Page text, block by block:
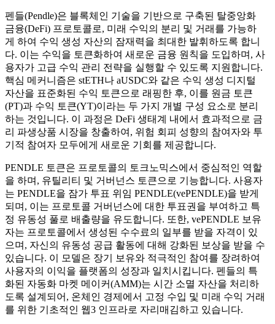
펜들(Pendle)은 블록체인 기술을 기반으로 구축된 탈중앙화
금융(DeFi) 프로토콜로, 미래 수익의 분리 및 거래를 가능하
게 하여 수익 생성 자산의 잠재력을 최대한 발휘하도록 합니
다. 이는 수익을 토큰화하여 새로운 금융 원칙을 도입하며, 사
용자가 고급 수익 관리 전략을 실행할 수 있도록 지원합니다.
핵심 메커니즘은 stETH나 aUSDC와 같은 수익 생성 디지털
자산을 표준화된 수익 토큰으로 래핑한 후, 이를 원금 토큰
(PT)과 수익 토큰(YT)이라는 두 가지 개별 구성 요소로 분리
하는 것입니다. 이 과정은 DeFi 생태계 내에서 효과적으로 금
리 파생상품 시장을 창출하여, 위험 회피 성향의 참여자와 투
기적 참여자 모두에게 새로운 기회를 제공합니다.
PENDLE 토큰은 프로토콜의 토크노믹스에서 중심적인 역할
을 하며, 유틸리티 및 거버넌스 토큰으로 기능합니다. 사용자
는 PENDLE을 잠가 투표 위임 PENDLE(vePENDLE)을 받게
되며, 이는 프로토콜 거버넌스에 대한 투표권을 부여하고 특
정 유동성 풀로 배출량을 유도합니다. 또한, vePENDLE 보유
자는 프로토콜에서 생성된 수수료의 일부를 받을 자격이 있
으며, 자신의 유동성 공급 활동에 대해 강화된 보상을 받을 수
있습니다. 이 모델은 장기 보유와 적극적인 참여를 장려하여
사용자의 이익을 플랫폼의 성장과 일치시킵니다. 펜들의 특
화된 자동화 마켓 메이커(AMM)는 시간 소멸 자산을 처리하
도록 설계되어, 온체인 경제에서 고정 수입 및 미래 수익 거래
를 위한 기초적인 웹3 인프라로 자리매김하고 있습니다.